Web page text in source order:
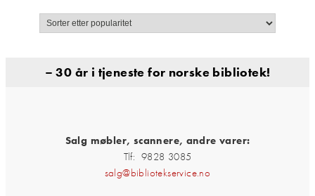
– 30 år i tjeneste for norske bibliotek!
Salg møbler, scannere, andre varer:
Tlf: 9828 3085
salg@bibliotekservice.no